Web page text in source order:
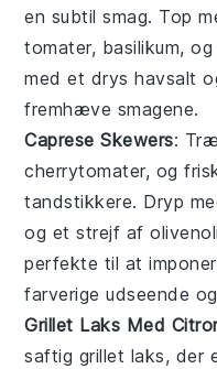
en subtil smag. Top
tomater, basilikum,
med et dryshavsalt
fremhæve smagene.
Caprese Skewers:
cherrytomater, og
tandstikkere. Dryp
og et strejf af
perfekte til at
farverige udseende
Grillet Laks Med
saftig grillet laks, der